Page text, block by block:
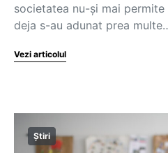
societatea nu-și mai
deja s-au adunat prea
Vezi articolul
Știri